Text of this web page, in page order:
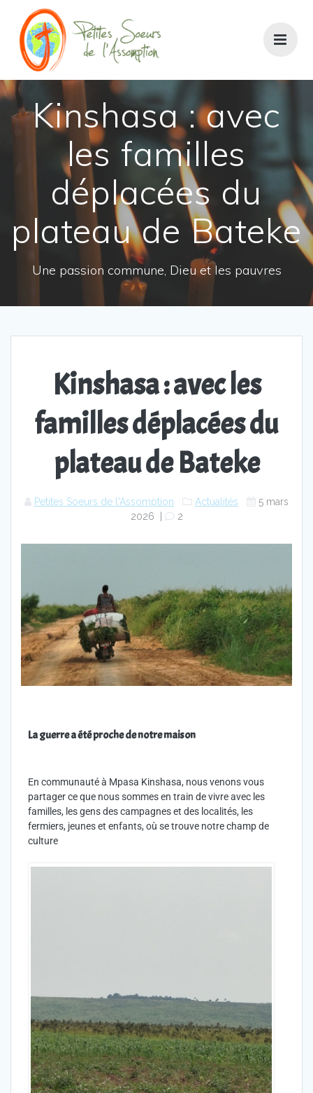
Kinshasa : avec
les familles
déplacées du
plateau de Bateke
Une passion commune, Dieu et les pauvres
Kinshasa : avec les
familles déplacées du
plateau de Bateke
Petites Soeurs de l'Assomption Actualités
5 mars
2026
2
La guerre a été proche de notre maison
En communauté à Mpasa Kinshasa, nous venons vous
partager ce que nous sommes en train de vivre avec les
familles, les gens des campagnes et des localités, les
fermiers, jeunes et enfants, où se trouve notre champ de
culture